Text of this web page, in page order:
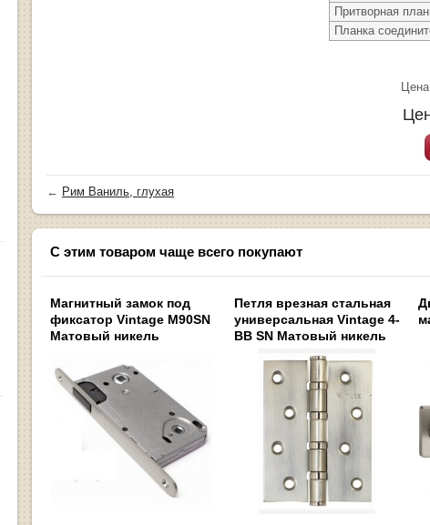
Притворная
Планка
← Рим Ваниль, глухая
С этим товаром чаще всего покупают
Магнитный замок под
фиксатор Vintage M90SN
Матовый никель
Петля врезная стальная
универсальная Vintage 4-
BB SN Матовый никель